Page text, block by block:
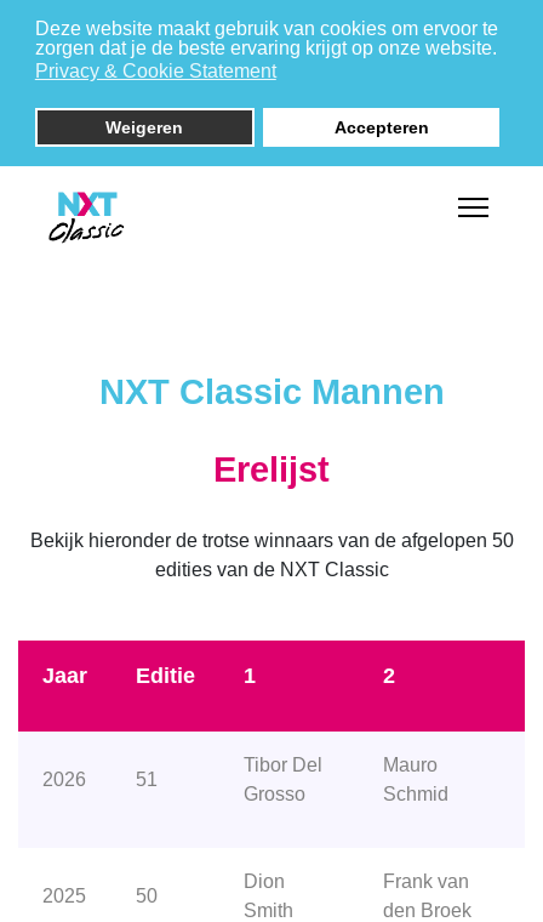
Deze website maakt gebruik van cookies om ervoor te
zorgen dat je de beste ervaring krijgt op onze website.
Privacy & Cookie Statement
Weigeren Accepteren
NXT Classic Mannen
Erelijst
Bekijk hieronder de trotse winnaars van de afgelopen 50
edities van de NXT Classic
Jaar Editie 1 2
2026 51
Tibor Del
Grosso
Mauro
Schmid
2025 50
Dion
Smith
Frank van
den Broek